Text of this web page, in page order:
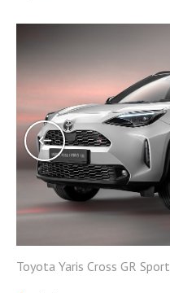
Toyota Yaris Cross GR Sport